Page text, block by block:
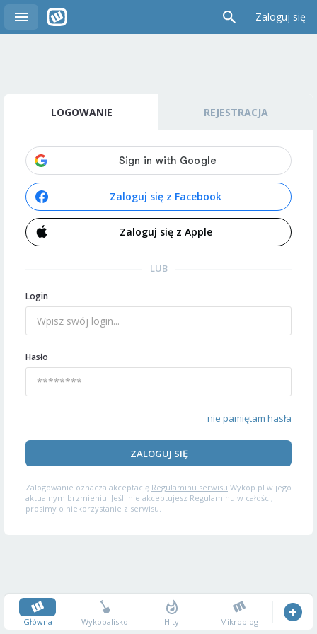
Zaloguj się
LOGOWANIE REJESTRACJA
Zaloguj się z Facebook
Zaloguj się z Apple
LUB
Login
Hasło
nie pamiętam hasła
ZALOGUJ SIĘ
Zalogowanie oznacza akceptację Regulaminu serwisu Wykop.pl w jego
aktualnym brzmieniu. Jeśli nie akceptujesz Regulaminu w całości,
prosimy o niekorzystanie z serwisu.
Główna Wykopalisko Hity Mikroblog